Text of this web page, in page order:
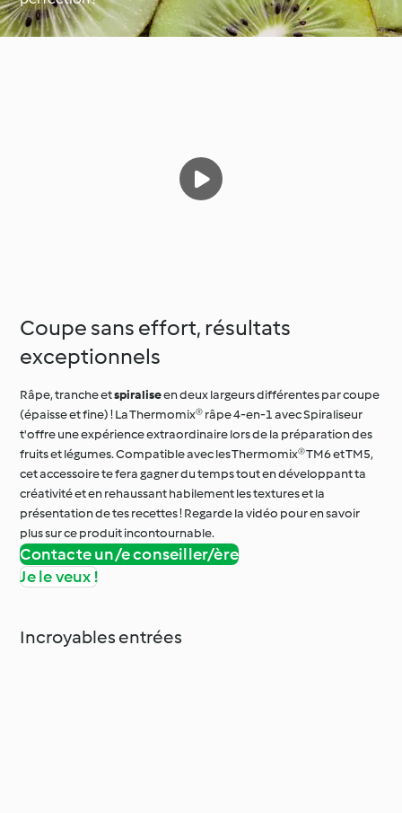
Coupe sans effort, résultats
exceptionnels
Râpe, tranche etspiraliseen deux largeurs différentes par coupe
(épaisse et fine) ! La Thermomix® râpe 4-en-1 avec Spiraliseur
t'offre une expérience extraordinaire lors de la préparation des
fruits et légumes. Compatible avec les Thermomix® TM6 et TM5,
cet accessoire te fera gagner du temps tout en développant ta
créativité et en rehaussant habilement les textures et la
présentation de tes recettes ! Regarde la vidéo pour en savoir
plus sur ce produit incontournable.
Contacte un/e conseiller/ère
Je le veux !
Incroyables entrées